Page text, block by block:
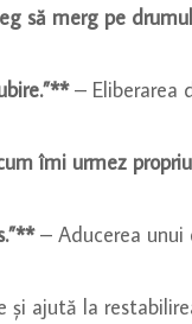
să merg pe
– Eliberarea
îmi urmez
– Aducerea unui
și ajută la